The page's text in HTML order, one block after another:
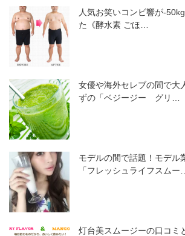
人気お笑いコンビ響が-
た《酵水素 ごほ…
女優や海外セレブの間で大
ずの「ベジージー グリ…
モデルの間で話題！モデル
「フレッシュライフスムー…
灯台美スムージーの口コミ